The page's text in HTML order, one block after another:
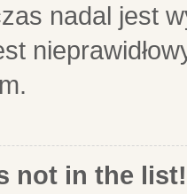
nadal jest
not in the list!